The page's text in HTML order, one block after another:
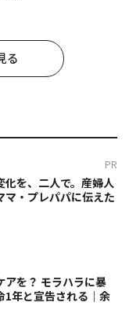
る
PR
を、二人で。産婦人
・プレパパに伝えた
アを？ モラハラに暴
年と宣告される｜余